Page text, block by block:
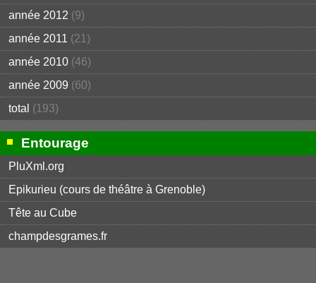
année 2012 (9)
année 2011 (21)
année 2010 (46)
année 2009 (60)
total (193)
Entourage
PluXml.org
Epikurieu (cours de théâtre à Grenoble)
Tête au Cube
champdesgrames.fr